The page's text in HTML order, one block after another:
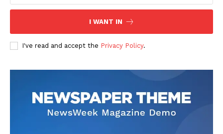
I WANT IN
I've read and accept the Privacy Policy.